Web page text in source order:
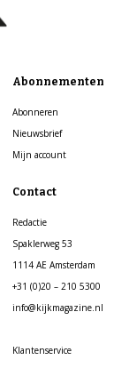
Abonnementen
Abonneren
Nieuwsbrief
Mijn account
Contact
Redactie
Spaklerweg 53
1114 AE Amsterdam
+31 (0)20 – 210 5300
info@kijkmagazine.nl
Klantenservice